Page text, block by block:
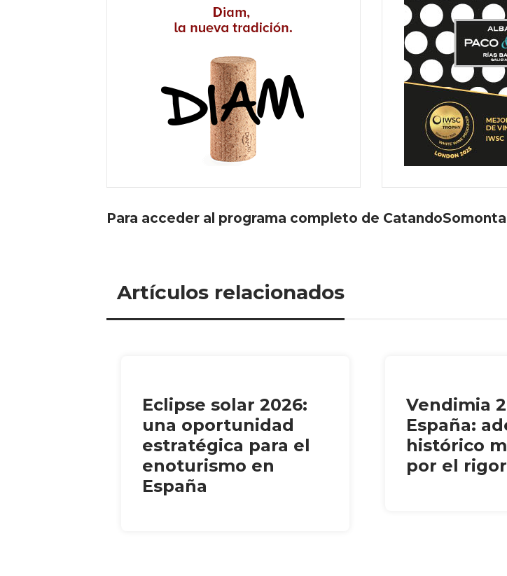
Para acceder al programa completo de
Artículos relacionados
Eclipse solar 2026:
una oportunidad
estratégica para el
enoturismo en
España
Vendimia
España:
histórico
por el